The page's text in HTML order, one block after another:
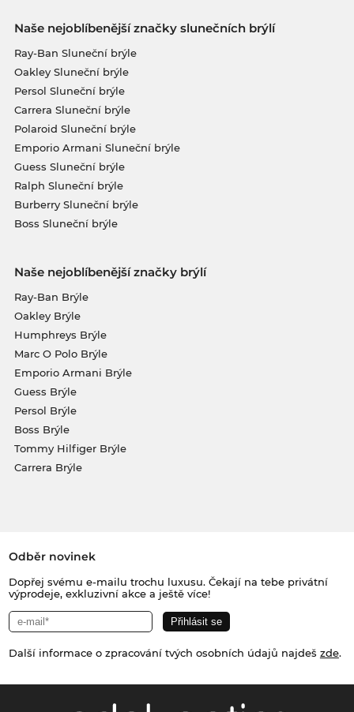
Naše nejoblíbenější značky slunečních brýlí
Ray-Ban Sluneční brýle
Oakley Sluneční brýle
Persol Sluneční brýle
Carrera Sluneční brýle
Polaroid Sluneční brýle
Emporio Armani Sluneční brýle
Guess Sluneční brýle
Ralph Sluneční brýle
Burberry Sluneční brýle
Boss Sluneční brýle
Naše nejoblíbenější značky brýlí
Ray-Ban Brýle
Oakley Brýle
Humphreys Brýle
Marc O Polo Brýle
Emporio Armani Brýle
Guess Brýle
Persol Brýle
Boss Brýle
Tommy Hilfiger Brýle
Carrera Brýle
Odběr novinek
Dopřej svému e-mailu trochu luxusu. Čekají na tebe privátní
výprodeje, exkluzivní akce a ještě více!
Další informace o zpracování tvých osobních údajů najdeš zde.